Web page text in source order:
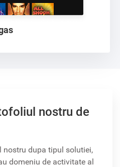
nostru de
dupa tipul solutiei,
domeniu de activitate al